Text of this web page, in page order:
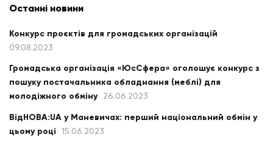
Останні новини
Конкурс проєктів для громадських організацій
09.08.2023
Громадська організація «ЮсСфера» оголошує конкурс з
пошуку постачальника обладнання (меблі) для
молодіжного обміну
26.06.2023
ВідНОВА:UA у Маневичах: перший національний обмін у
цьому році
15.06.2023